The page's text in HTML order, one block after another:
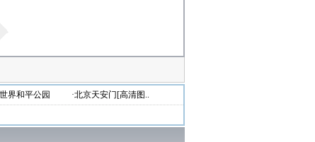
界和平公园
·北京天安门[高清图..